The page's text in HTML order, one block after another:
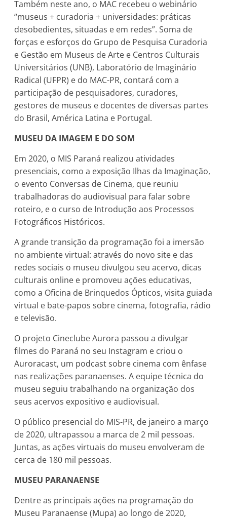
Também neste ano, o MAC recebeu o webinário
“museus + curadoria + universidades: práticas
desobedientes, situadas e em redes”. Soma de
forças e esforços do Grupo de Pesquisa Curadoria
e Gestão em Museus de Arte e Centros Culturais
Universitários (UNB), Laboratório de Imaginário
Radical (UFPR) e do MAC-PR, contará com a
participação de pesquisadores, curadores,
gestores de museus e docentes de diversas partes
do Brasil, América Latina e Portugal.
MUSEU DA IMAGEM E DO SOM
Em 2020, o MIS Paraná realizou atividades
presenciais, como a exposição Ilhas da Imaginação,
o evento Conversas de Cinema, que reuniu
trabalhadoras do audiovisual para falar sobre
roteiro, e o curso de Introdução aos Processos
Fotográficos Históricos.
A grande transição da programação foi a imersão
no ambiente virtual: através do novo site e das
redes sociais o museu divulgou seu acervo, dicas
culturais online e promoveu ações educativas,
como a Oficina de Brinquedos Ópticos, visita guiada
virtual e bate-papos sobre cinema, fotografia, rádio
e televisão.
O projeto Cineclube Aurora passou a divulgar
filmes do Paraná no seu Instagram e criou o
Auroracast, um podcast sobre cinema com ênfase
nas realizações paranaenses. A equipe técnica do
museu seguiu trabalhando na organização dos
seus acervos expositivo e audiovisual.
O público presencial do MIS-PR, de janeiro a março
de 2020, ultrapassou a marca de 2 mil pessoas.
Juntas, as ações virtuais do museu envolveram de
cerca de 180 mil pessoas.
MUSEU PARANAENSE
Dentre as principais ações na programação do
Museu Paranaense (Mupa) ao longo de 2020,